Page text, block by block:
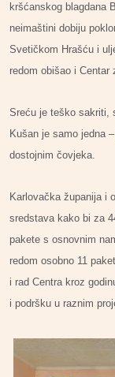
kršćanskog blagdana
neimaštini dobiju
Svetičkom Hrašću i
redom obišao i
Sreću je teško sakriti,
Kušan je samo jedna
dostojnim čovjeka.
Karlovačka županija i
sredstava kako bi za
pakete s osnovnim
redom osobno 11
i rad Centra kroz
i podršku u raznim